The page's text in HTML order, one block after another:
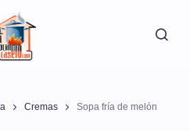
Cremas Sopa fría de melón